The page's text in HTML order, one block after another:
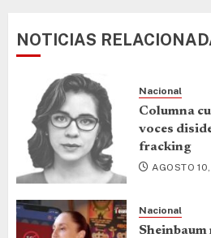
NOTICIAS
Nacional
Columna
voces
fracking
AGOSTO
Nacional